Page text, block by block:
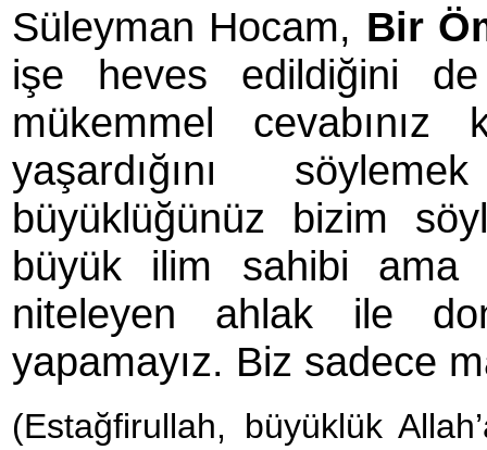
Süleyman Hocam, Bir
işe heves edildiğini
mükemmel cevabınız
yaşardığını
büyüklüğünüz bizim
büyük ilim sahibi
niteleyen ahlak ile
yapamayız. Biz sadece
(Estağfirullah, büyüklük